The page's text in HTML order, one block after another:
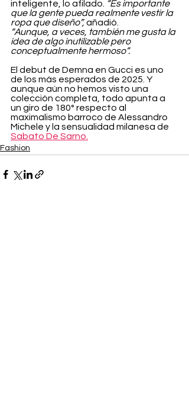
inteligente, lo afilado. “Es importante
que la gente pueda realmente vestir la
ropa que diseño”, añadió.
“Aunque, a veces, también me gusta la
idea de algo inutilizable pero
conceptualmente hermoso”.
El debut de Demna en Gucci es uno
de los más esperados de 2025. Y
aunque aún no hemos visto una
colección completa, todo apunta a
un giro de 180° respecto al
maximalismo barroco de Alessandro
Michele y la sensualidad milanesa de
Sabato De Sarno.
Fashion